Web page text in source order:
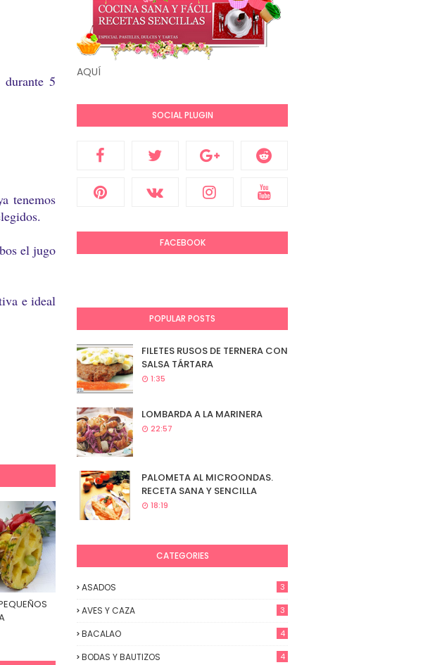
5
tenemos
el jugo
e ideal
AQUÍ
SOCIAL PLUGIN
FACEBOOK
POPULAR POSTS
FILETES RUSOS DE TERNERA CON
SALSA TÁRTARA
1:35
LOMBARDA A LA MARINERA
22:57
PALOMETA AL MICROONDAS.
RECETA SANA Y SENCILLA
18:19
CATEGORIES
ASADOS 3
AVES Y CAZA 3
BACALAO 4
BODAS Y BAUTIZOS 4